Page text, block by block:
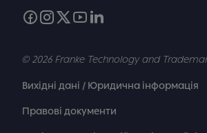
© 2026 Franke Technology and
Вихідні дані / Юридична інформація
Правові документи